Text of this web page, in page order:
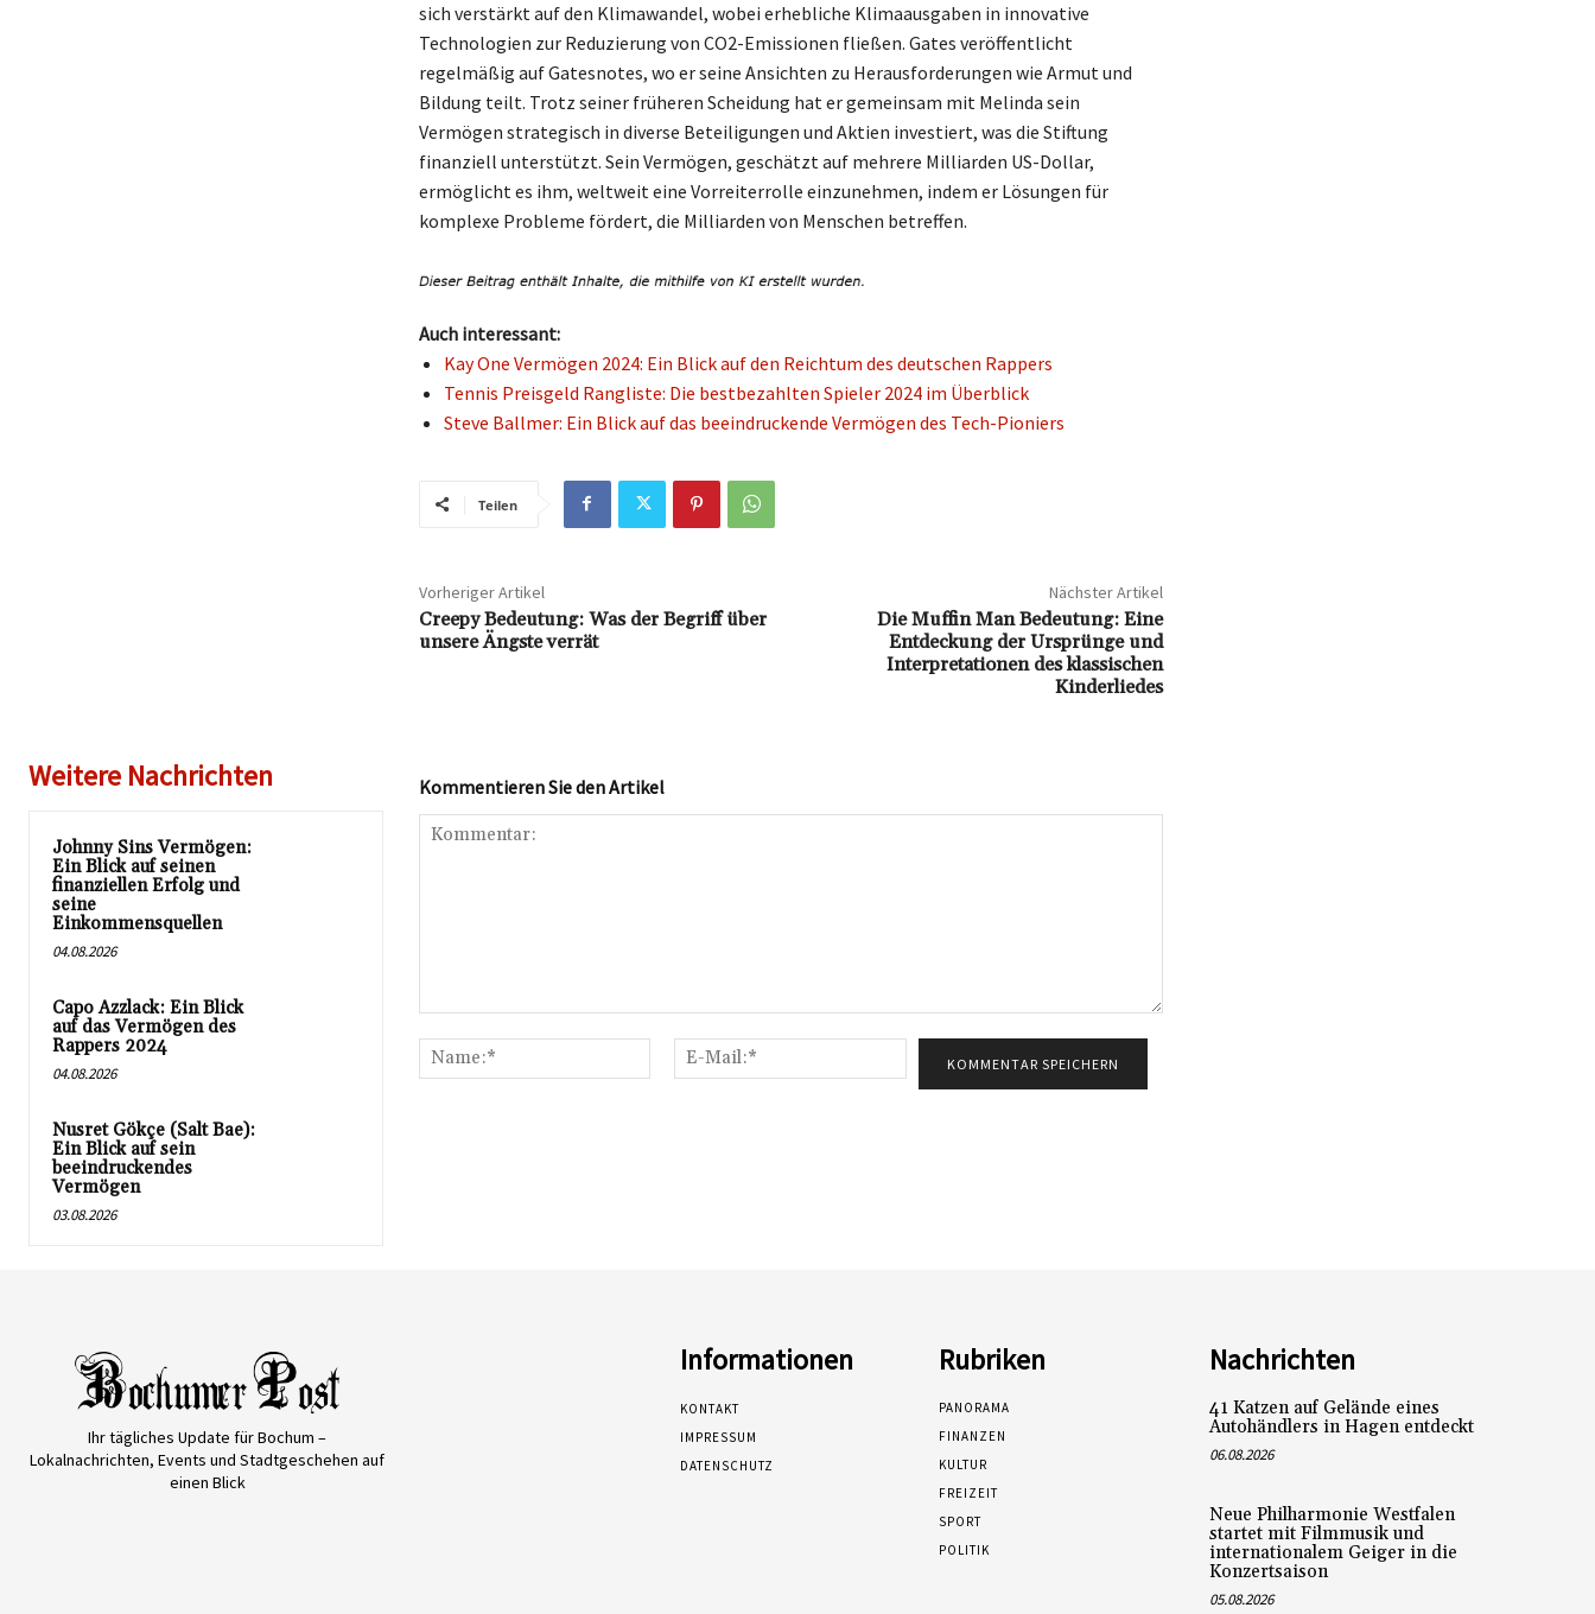
sich verstärkt auf den Klimawandel, wobei erhebliche Klimaausgaben in innovative
Technologien zur Reduzierung von CO2-Emissionen fließen. Gates veröffentlicht
regelmäßig auf Gatesnotes, wo er seine Ansichten zu Herausforderungen wie Armut und
Bildung teilt. Trotz seiner früheren Scheidung hat er gemeinsam mit Melinda sein
Vermögen strategisch in diverse Beteiligungen und Aktien investiert, was die Stiftung
finanziell unterstützt. Sein Vermögen, geschätzt auf mehrere Milliarden US-Dollar,
ermöglicht es ihm, weltweit eine Vorreiterrolle einzunehmen, indem er Lösungen für
komplexe Probleme fördert, die Milliarden von Menschen betreffen.
Auch interessant:
Kay One Vermögen 2024: Ein Blick auf den Reichtum des deutschen Rappers
Tennis Preisgeld Rangliste: Die bestbezahlten Spieler 2024 im Überblick
Steve Ballmer: Ein Blick auf das beeindruckende Vermögen des Tech-Pioniers
Teilen
Vorheriger Artikel
Creepy Bedeutung: Was der Begriff über
unsere Ängste verrät
Nächster Artikel
Die Muffin Man Bedeutung: Eine
Entdeckung der Ursprünge und
Interpretationen des klassischen
Kinderliedes
Weitere Nachrichten
Johnny Sins Vermögen:
Ein Blick auf seinen
finanziellen Erfolg und
seine
Einkommensquellen
04.08.2026
Capo Azzlack: Ein Blick
auf das Vermögen des
Rappers 2024
04.08.2026
Nusret Gökçe (Salt Bae):
Ein Blick auf sein
beeindruckendes
Vermögen
03.08.2026
Kommentieren Sie den Artikel
Name:*
Mail:*
Ihr tägliches Update für Bochum –
Lokalnachrichten, Events und Stadtgeschehen auf
einen Blick
Informationen
KONTAKT
IMPRESSUM
DATENSCHUTZ
Rubriken
PANORAMA
FINANZEN
KULTUR
FREIZEIT
SPORT
POLITIK
Nachrichten
41 Katzen auf Gelände eines
Autohändlers in Hagen entdeckt
06.08.2026
Neue Philharmonie Westfalen
startet mit Filmmusik und
internationalem Geiger in die
Konzertsaison
05.08.2026